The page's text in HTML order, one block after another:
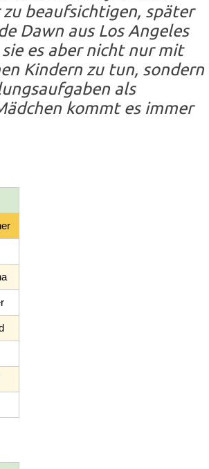
beaufsichtigen, später
Dawn aus Los Angeles
es aber nicht nur mit
Kindern zu tun, sondern
als
kommt es immer